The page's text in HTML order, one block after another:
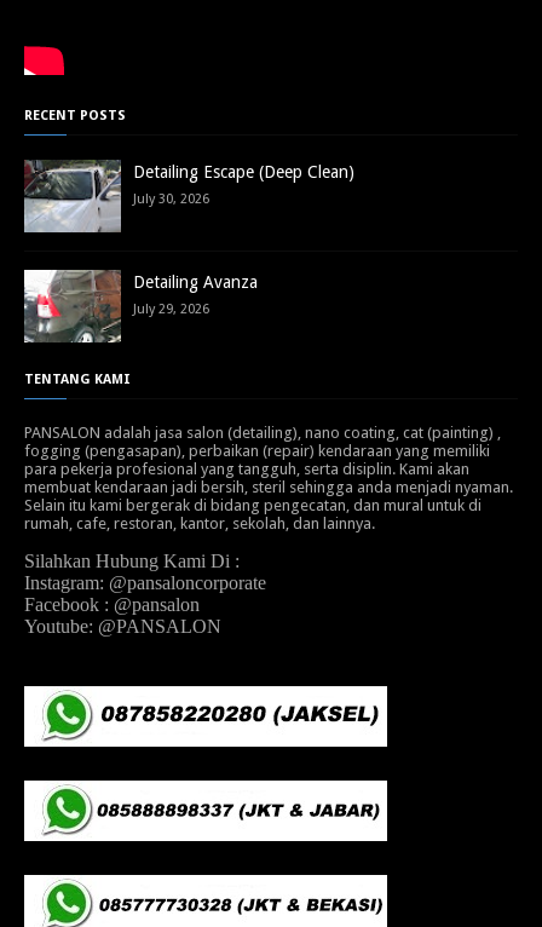
RECENT POSTS
Detailing Escape (Deep Clean)
July 30, 2026
Detailing Avanza
July 29, 2026
TENTANG KAMI
PANSALON adalah jasa salon (detailing), nano coating, cat (painting) ,
fogging (pengasapan), perbaikan (repair) kendaraan yang memiliki
para pekerja profesional yang tangguh, serta disiplin. Kami akan
membuat kendaraan jadi bersih, steril sehingga anda menjadi nyaman.
Selain itu kami bergerak di bidang pengecatan, dan mural untuk di
rumah, cafe, restoran, kantor, sekolah, dan lainnya.
Silahkan Hubung Kami Di :
Instagram: @pansaloncorporate
Facebook : @pansalon
Youtube: @PANSALON